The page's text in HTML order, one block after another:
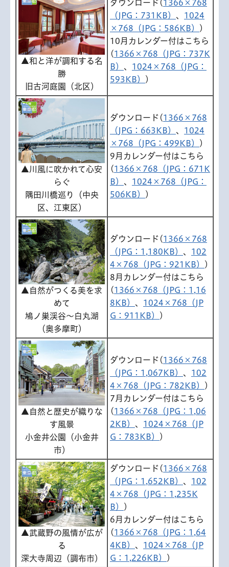
▲和と洋が調和する名
勝
旧古河庭園（北区）
ダウンロード(1366×768
（JPG：731KB） 、 1024
×768（JPG：586KB）
)
10月カレンダー付はこちら
(1366×768（JPG：737K
B） 、 1024×768（JPG：
593KB）
)
▲川風に吹かれて心安
らぐ
隅田川橋巡り（中央
区、江東区）
ダウンロード(1366×768
（JPG：663KB） 、 1024
×768（JPG：499KB）
)
9月カレンダー付はこちら
(1366×768（JPG：671K
B） 、 1024×768（JPG：
506KB）
)
▲自然がつくる美を求
めて
鳩ノ巣渓谷～白丸湖
（奥多摩町）
ダウンロード(1366×768
（JPG：1,180KB） 、 102
4×768（JPG：921KB）
)
8月カレンダー付はこちら
(1366×768（JPG：1,16
8KB） 、 1024×768（JP
G：911KB）
)
▲自然と歴史が織りな
す風景
小金井公園（小金井
市）
ダウンロード(1366×768
（JPG：1,067KB） 、 102
4×768（JPG：782KB）
)
7月カレンダー付はこちら
(1366×768（JPG：1,06
2KB） 、 1024×768（JP
G：783KB）
)
▲武蔵野の風情が広が
る
深大寺周辺（調布市）
ダウンロード(1366×768
（JPG：1,652KB） 、 102
4×768（JPG：1,235K
B）
)
6月カレンダー付はこちら
(1366×768（JPG：1,64
4KB） 、 1024×768（JP
G：1,226KB）
)